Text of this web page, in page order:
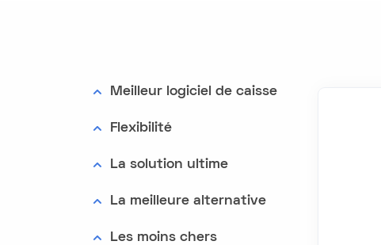
Meilleur logiciel de caisse
Flexibilité
La solution ultime
La meilleure alternative
Les moins chers